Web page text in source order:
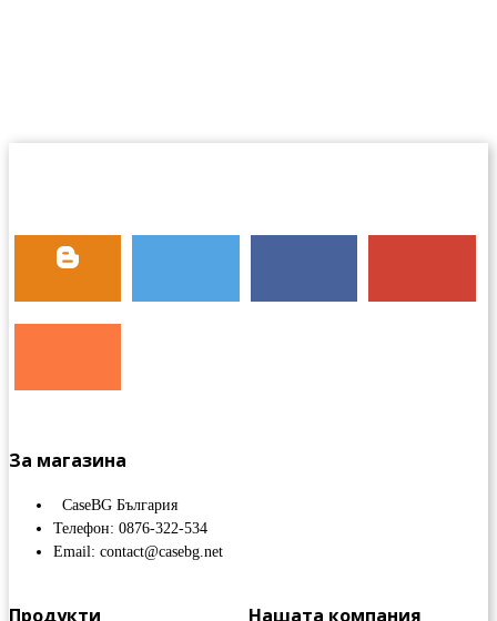
За магазина
CaseBG България
Телефон: 0876-322-534
Email: contact@casebg.net
Продукти Нашата компания